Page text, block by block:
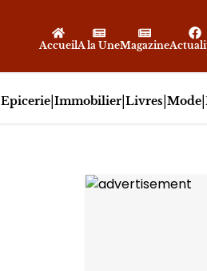
AccueilA la UneMagazine
Epicerie| Immobilier| Livres Mode|